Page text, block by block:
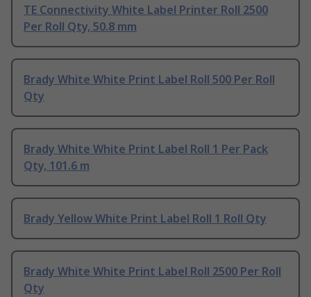
TE Connectivity White Label Printer Roll 2500
Per Roll Qty, 50.8 mm
Brady White White Print Label Roll 500 Per Roll
Qty
Brady White White Print Label Roll 1 Per Pack
Qty, 101.6 m
Brady Yellow White Print Label Roll 1 Roll Qty
Brady White White Print Label Roll 2500 Per Roll
Qty